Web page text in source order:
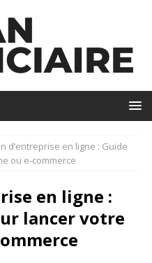
d’entreprise en ligne : Guide
ou e-commerce
en ligne :
lancer votre